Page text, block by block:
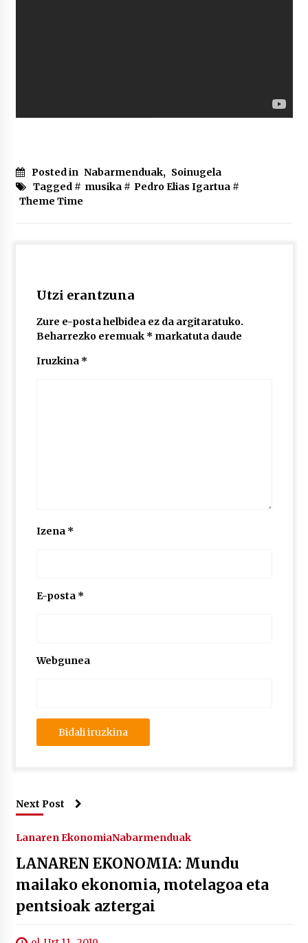
Posted in Nabarmenduak, Soinugela
Tagged # musika# Pedro Elias Igartua#
Theme Time
Utzi erantzuna
Zure e-posta helbidea ez da argitaratuko.
Beharrezko eremuak * markatuta daude
Iruzkina *
Izena *
E-posta *
Webgunea
Next Post
Lanaren EkonomiaNabarmenduak
LANAREN EKONOMIA: Mundu
mailako ekonomia, motelagoa eta
pentsioak aztergai